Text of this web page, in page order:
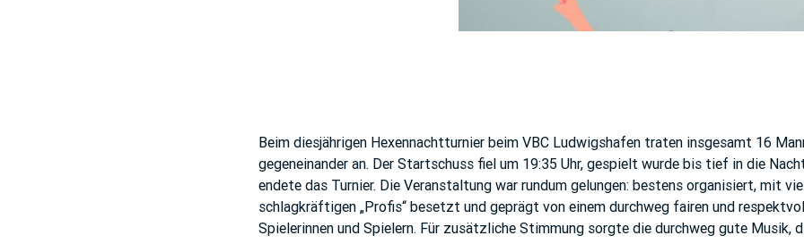
Beim diesjährigen Hexennachtturnier beim VBC Ludwigshafen traten insgesamt 16
gegeneinander an. Der Startschuss fiel um 19:35 Uhr, gespielt wurde bis tief in die
endete das Turnier. Die Veranstaltung war rundum gelungen: bestens organisiert, mit
schlagkräftigen „Profis“ besetzt und geprägt von einem durchweg fairen und
Spielerinnen und Spielern. Für zusätzliche Stimmung sorgte die durchweg gute Musik,